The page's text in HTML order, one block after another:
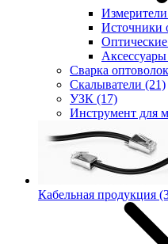
Источники
Аксессуары
Сварка
Скалыватели (21)
УЗК (17)
Инструмент для
Кабельная продукция